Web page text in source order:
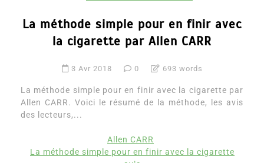
La méthode simple pour en finir avec
la cigarette par Allen CARR
3 Avr 2018 0 693 words
La méthode simple pour en finir avec la cigarette par
Allen CARR. Voici le résumé de la méthode, les avis
des lecteurs,...
Allen CARR
La méthode simple pour en finir avec la cigarette